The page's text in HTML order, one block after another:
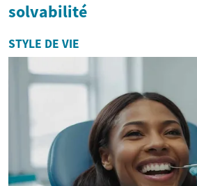
solvabilité
STYLE DE VIE